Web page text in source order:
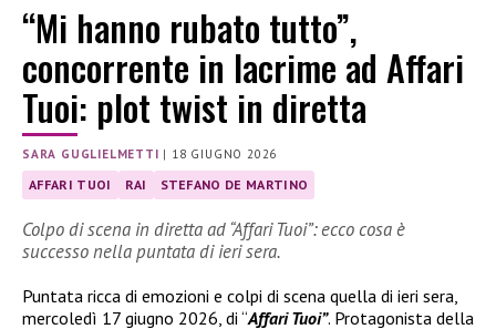
“Mi hanno rubato tutto”,
concorrente in lacrime ad Affari
Tuoi: plot twist in diretta
SARA GUGLIELMETTI | 18 GIUGNO 2026
AFFARI TUOI RAI STEFANO DE MARTINO
Colpo di scena in diretta ad “Affari Tuoi”: ecco cosa è
successo nella puntata di ieri sera.
Puntata ricca di emozioni e colpi di scena quella di ieri sera,
mercoledì 17 giugno 2026, di “Affari Tuoi”. Protagonista della